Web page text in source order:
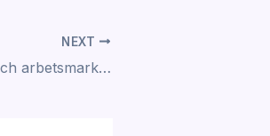
NEXT
Yrkesvägledning och arbetsmarknadstrender i Sverige: En djupdykning i den moderna arbetsmarknadens dynamik